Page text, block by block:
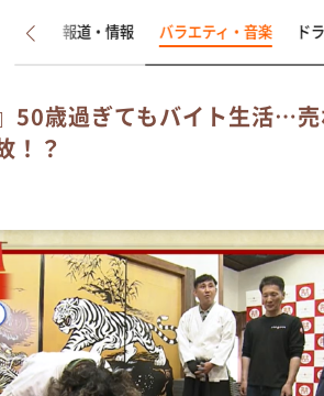
ュー 報道・情報 バラエティ・音楽 ド
50歳過ぎてもバイト生活…
！？